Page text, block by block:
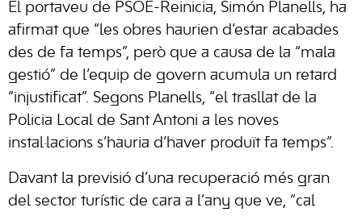
El portaveu de PSOE-Reinicia, Simón Planells, ha
afirmat que “les obres haurien d’estar acabades
des de fa temps”, però que a causa de la “mala
gestió” de l’equip de govern acumula un retard
“injustificat”. Segons Planells, “el trasllat de la
Policia Local de Sant Antoni a les noves
instal·lacions s’hauria d’haver produït fa temps”.
Davant la previsió d’una recuperació més gran
del sector turístic de cara a l’any que ve, “cal